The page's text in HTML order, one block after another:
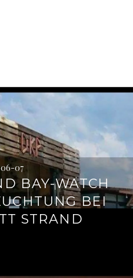
07
BAY-WATCH
BEI
STRAND